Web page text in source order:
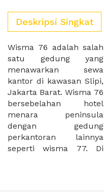
Deskripsi Singkat
Wisma 76 adalah salah
satu gedung yang
menawarkan sewa
kantor di kawasan Slipi,
Jakarta Barat. Wisma 76
bersebelahan hotel
menara peninsula
dengan gedung
perkantoran lainnya
seperti wisma 77. Di
gedung wisma 76
sendiri terdapat banyak
sekali perusahaan dan
start up yang akan
meningkatkan
networking anda dan
membuat bisnis anda